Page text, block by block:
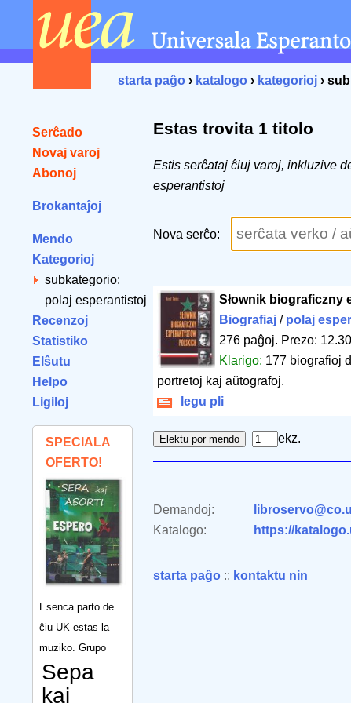
starta paĝo › katalogo › kategorioj ›
Serĉado
Novaj varoj
Abonoj
Brokantaĵoj
Mendo
Kategorioj
subkategorio:
polaj esperantistoj
Recenzoj
Statistiko
Elŝutu
Helpo
Ligiloj
SPECIALA
OFERTO!
Esenca parto de
ĉiu UK estas la
muziko. Grupo
Sepa
kaj
Estas trovita 1 titolo
Estis serĉataj ĉiuj varoj, inkluzive
esperantistoj
Nova serĉo:
Słownik biograficzny
Biografiaj/ polaj
276 paĝoj. Prezo:
Klarigo: 177 biografioj
portretoj kaj aŭtografoj.
legu pli
ekz.
Demandoj:
Katalogo:
https://
starta paĝo :: kontaktu nin